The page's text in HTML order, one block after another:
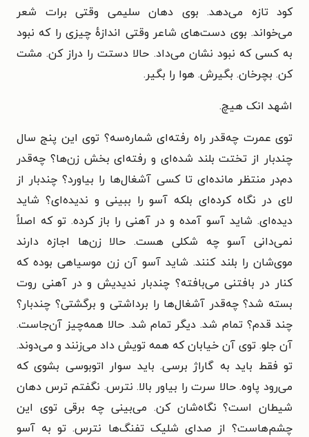
کود تازه می‌دهد. بوی دهان سلیمی وقتی برات شعر
می‌خواند. بوی دست‌های شاعر وقتی اندازهٔ چیزی را که نبود
به کسی که نبود نشان می‌داد. حالا دستت را دراز کن. مشت
کن. بچرخان. بگیرش. هوا را بگیر.
اشهد انک هیچ.
توی عمرت چه‌قدر راه رفته‌ای شماره‌سه؟ توی این پنج سال
چندبار از تختت بلند شده‌ای و رفته‌ای بخش زن‌ها؟ چه‌قدر
دم‌در منتظر مانده‌ای تا کسی آشغال‌ها را بیاورد؟ چندبار از
لای در نگاه کرده‌ای بلکه آسو را ببینی و ندیده‌ای؟ شاید
دیده‌ای. شاید آسو آمده و در آهنی را باز کرده. تو که اصلاً
نمی‌دانی آسو چه شکلی هست. حالا زن‌ها اجازه دارند
موی‌شان را بلند کنند. شاید آسو آن زن موسیاهی بوده که
کنار در بافتنی می‌بافته؟ چندبار ندیدیش و در آهنی روت
بسته شد؟ چه‌قدر آشغال‌ها را برداشتی و برگشتی؟ چندبار؟
چند قدم؟ تمام شد. دیگر تمام شد. حالا همه‌چیز آن‌جاست.
آن جلو. توی آن خیابان که همه تویش داد می‌زنند و می‌دوند.
تو فقط باید به گاراژ برسی. باید سوار اتوبوسی بشوی که
می‌رود پاوه. حالا سرت را بیاور بالا. نترس. نگفتم ترس دهان
شیطان است؟ نگاه‌شان کن. می‌بینی چه برقی توی این
چشم‌هاست؟ از صدای شلیک تفنگ‌ها نترس. تو به آسو